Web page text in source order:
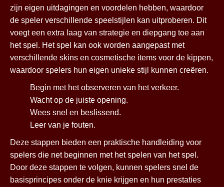
zijn eigen uitdagingen en voordelen hebben, waardoor
de speler verschillende speelstijlen kan uitproberen. Dit
voegt een extra laag van strategie en diepgang toe aan
het spel. Het spel kan ook worden aangepast met
verschillende skins en cosmetische items voor de kippen,
waardoor spelers hun eigen unieke stijl kunnen creëren.
Begin met het observeren van het verkeer.
Wacht op de juiste opening.
Wees snel en beslissend.
Leer van je fouten.
Deze stappen bieden een praktische handleiding voor
spelers die net beginnen met het spelen van het spel.
Door deze stappen te volgen, kunnen spelers snel de
basisprincipes onder de knie krijgen en hun prestaties